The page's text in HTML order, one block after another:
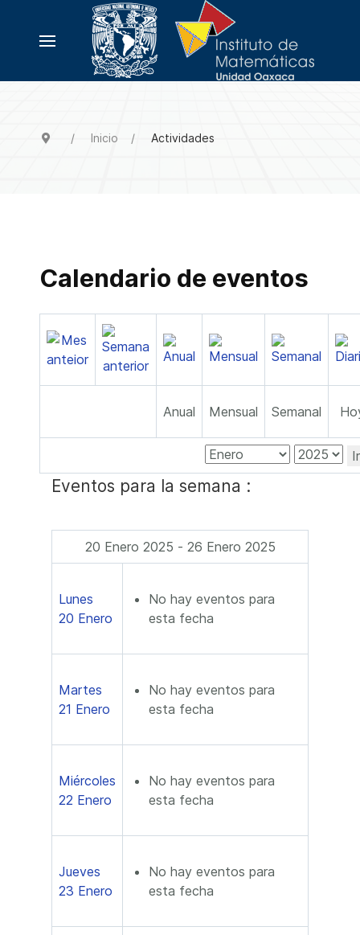
Inicio Actividades
Calendario de eventos
Anual Mensual Semanal
Eventos para la semana :
20 Enero 2025 - 26 Enero 2025
Lunes
20 Enero
No hay eventos para
esta fecha
Martes
21 Enero
No hay eventos para
esta fecha
Miércoles
22 Enero
No hay eventos para
esta fecha
Jueves
23 Enero
No hay eventos para
esta fecha